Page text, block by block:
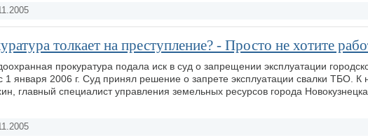
толкает на преступление? - Просто не хотите
прокуратура подала иск в суд о запрещении эксплуатации
1 января 2006 г. Суд принял решение о запрете эксплуатации свалки ТБО.
главный специалист управления земельных ресурсов города Новокузнецка.